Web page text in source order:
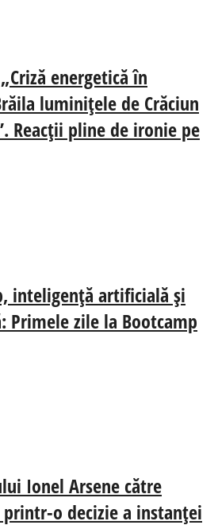
energetică în
luminițele de Crăciun
Reacții pline de ironie pe
inteligență artificială și
zile la Bootcamp
Ionel Arsene către
o decizie a instanței